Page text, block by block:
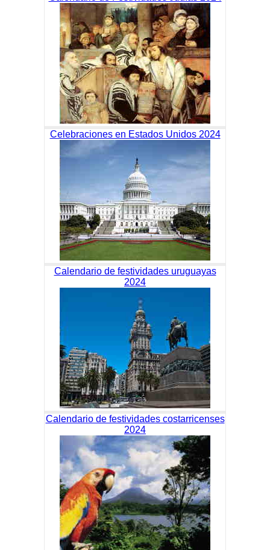
Celebraciones en Estados Unidos 2024
Calendario de festividades uruguayas
2024
Calendario de festividades costarricenses
2024